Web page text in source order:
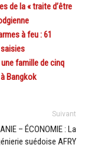
de la « traite d’être
à feu : 61
famille de cinq
Bangkok
Suivant
– ÉCONOMIE : La
suédoise AFRY